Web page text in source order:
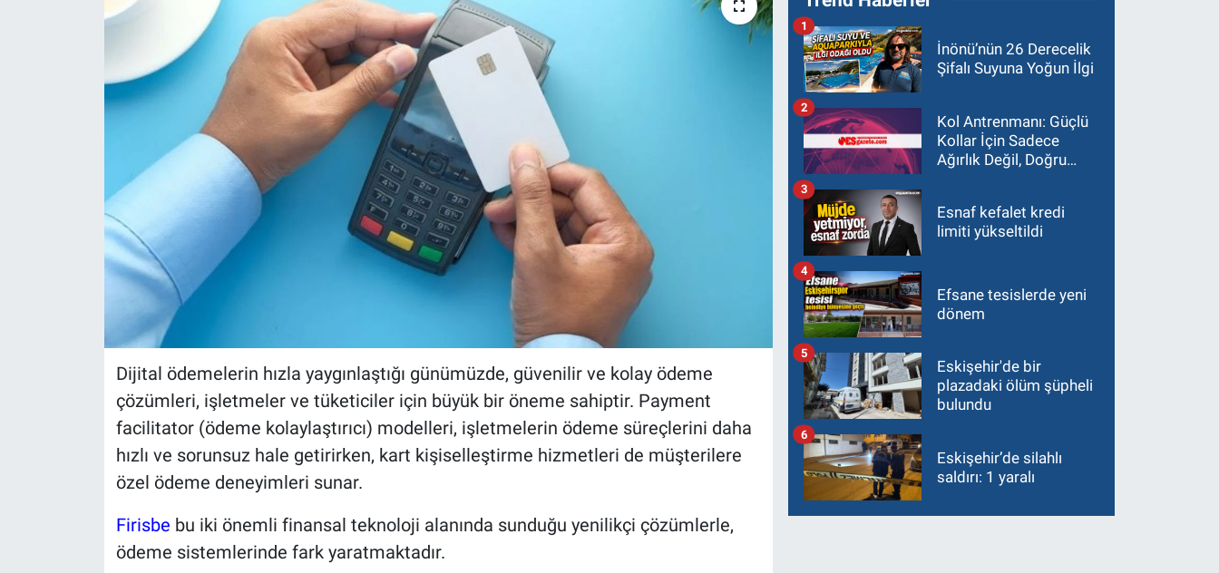
Dijital ödemelerin hızla yaygınlaştığı günümüzde, güvenilir ve kolay ödeme
çözümleri, işletmeler ve tüketiciler için büyük bir öneme sahiptir. Payment
facilitator (ödeme kolaylaştırıcı) modelleri, işletmelerin ödeme süreçlerini daha
hızlı ve sorunsuz hale getirirken, kart kişiselleştirme hizmetleri de müşterilere
özel ödeme deneyimleri sunar.
Firisbe bu iki önemli finansal teknoloji alanında sunduğu yenilikçi çözümlerle,
ödeme sistemlerinde fark yaratmaktadır.
İnönü’nün 26 Derecelik
Şifalı Suyuna Yoğun İlgi
1
Kol Antrenmanı: Güçlü
Kollar İçin Sadece
Ağırlık Değil, Doğru
2
Esnaf kefalet kredi
limiti yükseltildi
3
Efsane tesislerde yeni
dönem
4
Eskişehir'de bir
plazadaki ölüm şüpheli
bulundu
5
Eskişehir’de silahlı
saldırı: 1 yaralı
6
Bilim ve Teknoloji